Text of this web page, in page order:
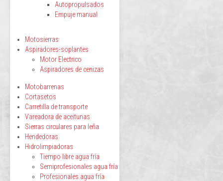
Autopropulsados
Empuje manual
Motosierras
Aspiradores-soplantes
Motor Electrico
Aspiradores de cenizas
Motobarrenas
Cortasetos
Carretilla de transporte
Vareadora de aceitunas
Sierras circulares para leña
Hendedoras
Hidrolimpiadoras
Tiempo libre agua fría
Semiprofesionales agua fría
Profesionales agua fría